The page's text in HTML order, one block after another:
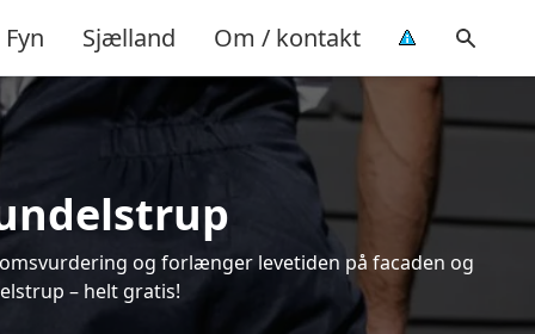
Fyn Sjælland Om / kontakt
og forlænger levetiden på facaden og
– helt gratis!